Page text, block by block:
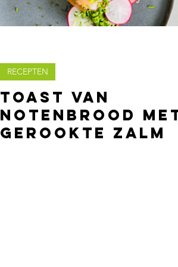
Toast van
notenbrood
gerookte zalm
RECEPTEN